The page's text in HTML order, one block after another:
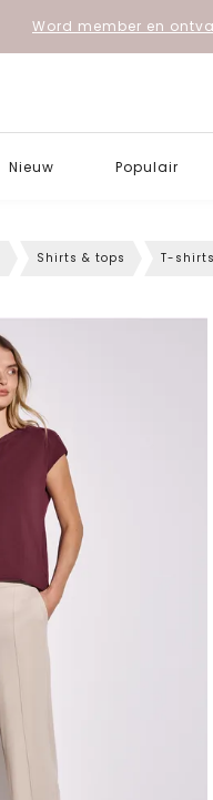
Word member en
Nieuw Populair
Shirts & tops T-shirts